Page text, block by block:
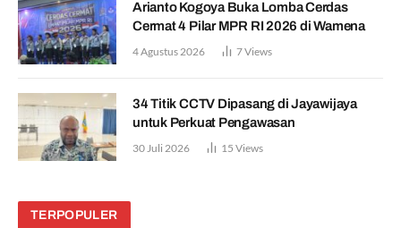
Arianto Kogoya Buka Lomba Cerdas
Cermat 4 Pilar MPR RI 2026 di Wamena
4 Agustus 2026 7Views
34 Titik CCTV Dipasang di Jayawijaya
untuk Perkuat Pengawasan
30 Juli 2026 15 Views
TERPOPULER